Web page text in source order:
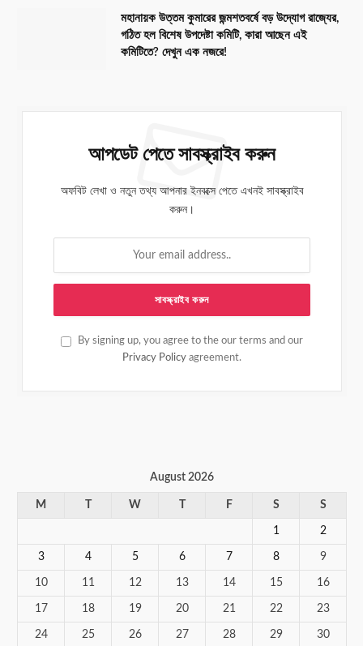
মহানায়ক উত্তম কুমারের জন্মশতবর্ষে বড় উদ্যোগ রাজ্যের,
গঠিত হল বিশেষ উপদেষ্টা কমিটি, কারা আছেন এই
কমিটিতে? দেখুন এক নজরে!
আপডেট পেতে সাবস্ক্রাইব করুন
অফবিট লেখা ও নতুন তথ্য আপনার ইনবক্সে পেতে এখনই সাবস্ক্রাইব
করুন।
By signing up, you agree to the our terms and our
Privacy Policy agreement.
August 2026
M W F S S
1 2
3 4 5 6 7 8 9
10 11 12 13 14 15 16
17 18 19 20 21 22 23
24 25 26 27 28 29 30